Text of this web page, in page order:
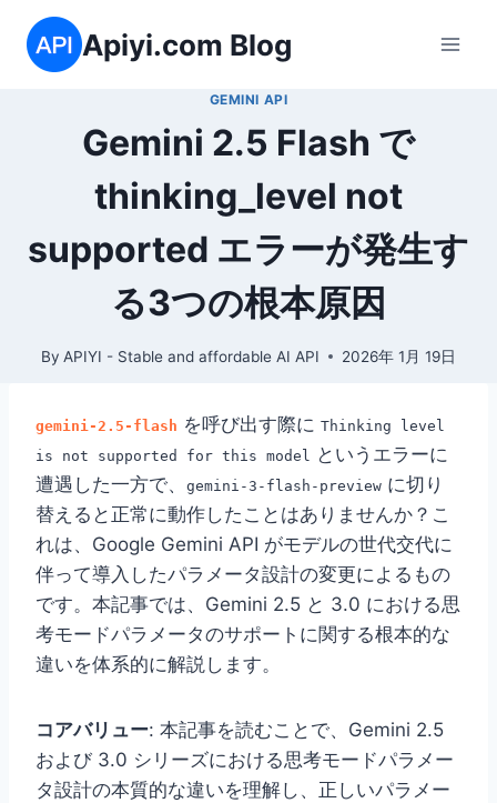
Apiyi.com Blog
GEMINI API
Gemini 2.5 Flash で
thinking_level not
supported エラーが発生す
る3つの根本原因
By APIYI - Stable and affordable AI API 2026年 1月 19日
gemini-2.5-flash を呼び出す際に Thinking level
is not supported for this model というエラーに
遭遇した一方で、
gemini-3-flash-preview に切り
替えると正常に動作したことはありませんか？こ
れは、Google Gemini API がモデルの世代交代に
伴って導入したパラメータ設計の変更によるもの
です。本記事では、Gemini 2.5 と 3.0 における思
考モードパラメータのサポートに関する根本的な
違いを体系的に解説します。
コアバリュー: 本記事を読むことで、Gemini 2.5
および 3.0 シリーズにおける思考モードパラメー
タ設計の本質的な違いを理解し、正しいパラメー